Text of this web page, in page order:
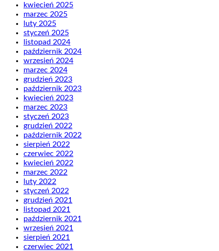
kwiecień 2025
marzec 2025
luty 2025
styczeń 2025
listopad 2024
październik 2024
wrzesień 2024
marzec 2024
grudzień 2023
październik 2023
kwiecień 2023
marzec 2023
styczeń 2023
grudzień 2022
październik 2022
sierpień 2022
czerwiec 2022
kwiecień 2022
marzec 2022
luty 2022
styczeń 2022
grudzień 2021
listopad 2021
październik 2021
wrzesień 2021
sierpień 2021
czerwiec 2021